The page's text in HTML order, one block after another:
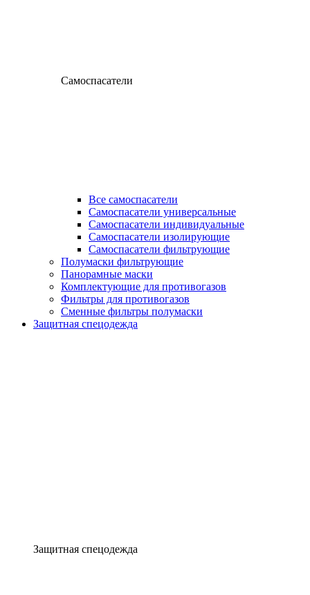
Самоспасатели
Все самоспасатели
Самоспасатели универсальные
Самоспасатели индивидуальные
Самоспасатели изолирующие
Самоспасатели фильтрующие
Полумаски фильтрующие
Панорамные маски
Комплектующие для противогазов
Фильтры для противогазов
Сменные фильтры полумаски
Защитная спецодежда
Защитная спецодежда